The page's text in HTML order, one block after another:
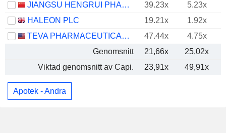
JIANGSU HENGRUI PHARMACEUTICALS CO.,LTD
39.23x
5.23x
HALEON PLC
19.21x
1.92x
TEVA PHARMACEUTICAL INDUSTRIES LIMITED
47.44x
4.75x
Genomsnitt
21,66x
25,02x
Viktad genomsnitt av Capi.
23,91x 49,91x
Apotek - Andra